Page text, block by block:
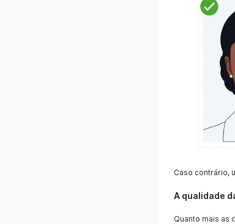
Caso contrário,
A qualidade
Quanto mais as